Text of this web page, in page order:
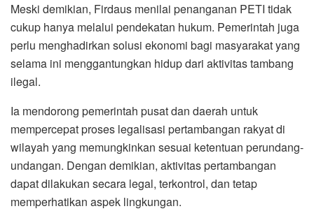
Meski demikian, Firdaus menilai penanganan PETI tidak
cukup hanya melalui pendekatan hukum. Pemerintah juga
perlu menghadirkan solusi ekonomi bagi masyarakat yang
selama ini menggantungkan hidup dari aktivitas tambang
ilegal.
Ia mendorong pemerintah pusat dan daerah untuk
mempercepat proses legalisasi pertambangan rakyat di
wilayah yang memungkinkan sesuai ketentuan perundang-
undangan. Dengan demikian, aktivitas pertambangan
dapat dilakukan secara legal, terkontrol, dan tetap
memperhatikan aspek lingkungan.